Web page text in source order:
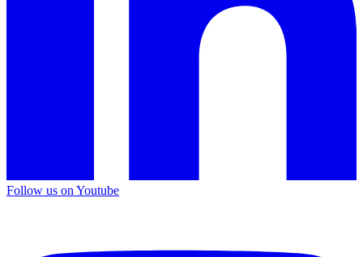
Follow us on Youtube